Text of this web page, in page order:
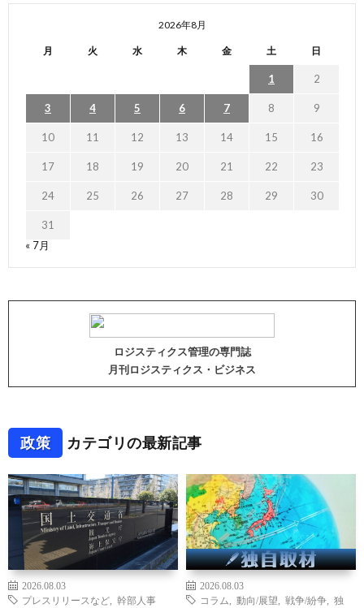
2026年8月
月 火 水 木 金 土 日
1 2
3 4 5 6 7 8 9
10 11 12 13 14 15 16
17 18 19 20 21 22 23
24 25 26 27 28 29 30
31
« 7月
ロジスティクス管理の専門誌
月刊ロジスティクス・ビジネス
政策 カテゴリの最新記事
2026.08.03
プレスリリースなど
幹部人事
2026.08.03
コラム
動向/展望 戦争/紛争
独